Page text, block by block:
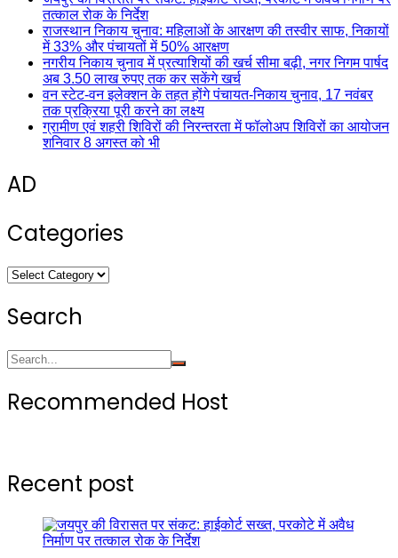
तत्काल रोक के निर्देश
राजस्थान निकाय चुनाव: महिलाओं के आरक्षण की तस्वीर साफ, निकायों
में 33% और पंचायतों में 50% आरक्षण
नगरीय निकाय चुनाव में प्रत्याशियों की खर्च सीमा बढ़ी, नगर निगम पार्षद
अब 3.50 लाख रुपए तक कर सकेंगे खर्च
वन स्टेट-वन इलेक्शन के तहत होंगे पंचायत-निकाय चुनाव, 17 नवंबर
तक प्रक्रिया पूरी करने का लक्ष्य
ग्रामीण एवं शहरी शिविरों की निरन्तरता में फॉलोअप शिविरों का आयोजन
शनिवार 8 अगस्त को भी
AD
Categories
Categories
Search
Recommended Host
Recent post